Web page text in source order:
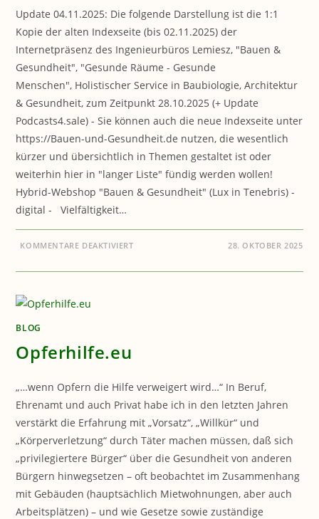
Update 04.11.2025: Die folgende Darstellung ist die 1:1
Kopie der alten Indexseite (bis 02.11.2025) der
Internetpräsenz des Ingenieurbüros Lemiesz, "Bauen &
Gesundheit", "Gesunde Räume - Gesunde
Menschen", Holistischer Service in Baubiologie, Architektur
& Gesundheit, zum Zeitpunkt 28.10.2025 (+ Update
Podcasts4.sale) - Sie können auch die neue Indexseite unter
https://Bauen-und-Gesundheit.de nutzen, die wesentlich
kürzer und übersichtlich in Themen gestaltet ist oder
weiterhin hier in "langer Liste" fündig werden wollen!
Hybrid-Webshop "Bauen & Gesundheit" (Lux in Tenebris) -
digital - Vielfältigkeit…
KOMMENTARE DEAKTIVIERTFÜR
GESUNDHEIT
28. OKTOBER 2025
BLOG
Opferhilfe.eu
„…wenn Opfern die Hilfe verweigert wird…“ In Beruf,
Ehrenamt und auch Privat habe ich in den letzten Jahren
verstärkt die Erfahrung mit „Vorsatz“, „Willkür“ und
„Körperverletzung“ durch Täter machen müssen, daß sich
„privilegiertere Bürger“ über die Gesundheit von anderen
Bürgern hinwegsetzen – oft beobachtet im Zusammenhang
mit Gebäuden (hauptsächlich Mietwohnungen, aber auch
Arbeitsplätzen) – und wie Gesetze sowie zuständige